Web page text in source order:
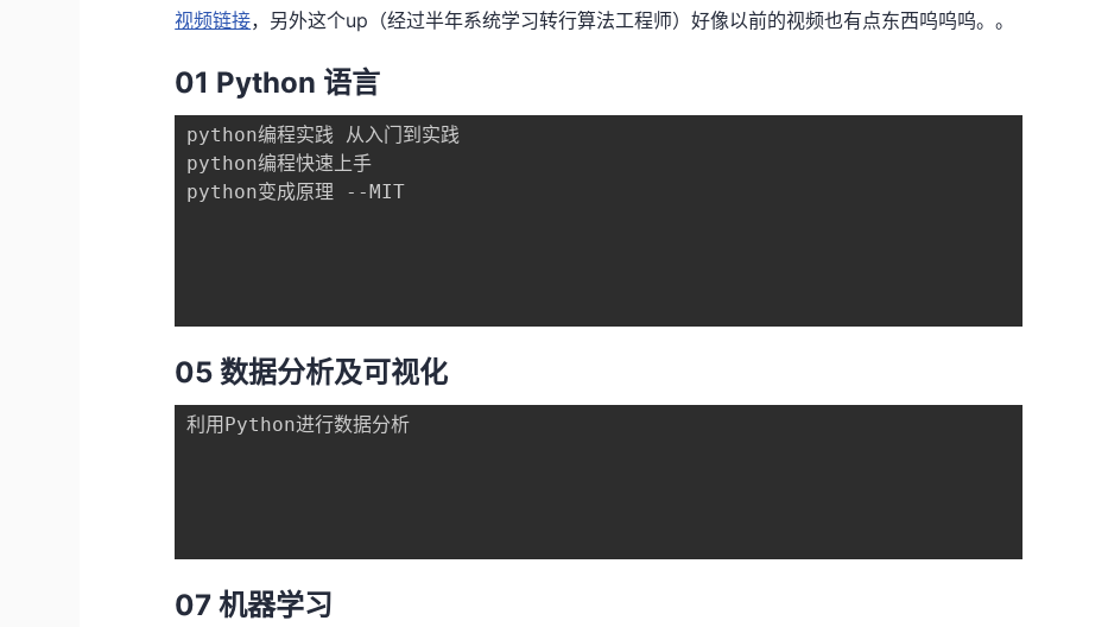
视频链接，另外这个up（经过半年系统学习转行算法工程师）好像以前的视频也有点东西呜呜呜。。
01 Python 语言
python编程实践 从入门到实践
python编程快速上手
python变成原理 --MIT
05 数据分析及可视化
利用Python进行数据分析
07 机器学习